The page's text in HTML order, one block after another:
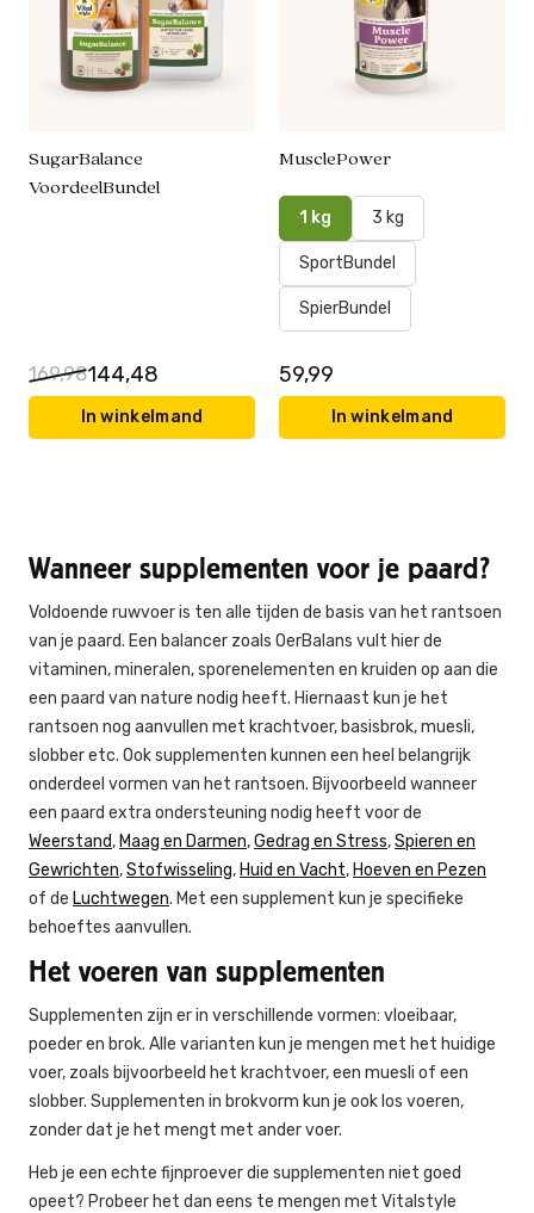
SugarBalance
VoordeelBundel
169,98144,48
In winkelmand
MusclePower
1 kg 3 kg
SportBundel
SpierBundel
59,99
In winkelmand
Wanneer supplementen voor je paard?
Voldoende ruwvoer is ten alle tijden de basis van het rantsoen
van je paard. Een balancer zoals OerBalans vult hier de
vitaminen, mineralen, sporenelementen en kruiden op aan die
een paard van nature nodig heeft. Hiernaast kun je het
rantsoen nog aanvullen met krachtvoer, basisbrok, muesli,
slobber etc. Ook supplementen kunnen een heel belangrijk
onderdeel vormen van het rantsoen. Bijvoorbeeld wanneer
een paard extra ondersteuning nodig heeft voor de
Weerstand, Maag en Darmen,Gedrag en Stress,Spieren en
Gewrichten,Stofwisseling, Huid en Vacht, Hoeven en Pezen
of de Luchtwegen. Met een supplement kun je specifieke
behoeftes aanvullen.
Het voeren van supplementen
Supplementen zijn er in verschillende vormen: vloeibaar,
poeder en brok. Alle varianten kun je mengen met het huidige
voer, zoals bijvoorbeeld het krachtvoer, een muesli of een
slobber. Supplementen in brokvorm kun je ook los voeren,
zonder dat je het mengt met ander voer.
Heb je een echte fijnproever die supplementen niet goed
opeet? Probeer het dan eens te mengen met Vitalstyle